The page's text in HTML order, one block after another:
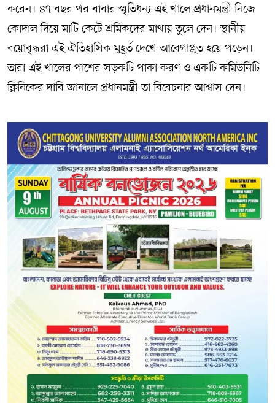
করেন। ৪৭ বছর পর বাবার স্মৃতিধন্য এই খালে প্রধানমন্ত্রী নিজে
কোদাল দিয়ে মাটি কেটে শ্রমিকদের মাথায় তুলে দেন। স্থানীয়
বয়োবৃদ্ধরা এই ঐতিহাসিক মুহূর্ত দেখে আবেগাপ্লুত হয়ে পড়েন।
তারা এই খালের পাশের সড়কটি পাকা করণ ও একটি কমিউনিটি
ক্লিনিকের দাবি জানালে প্রধানমন্ত্রী তা বিবেচনার আশ্বাস দেন।